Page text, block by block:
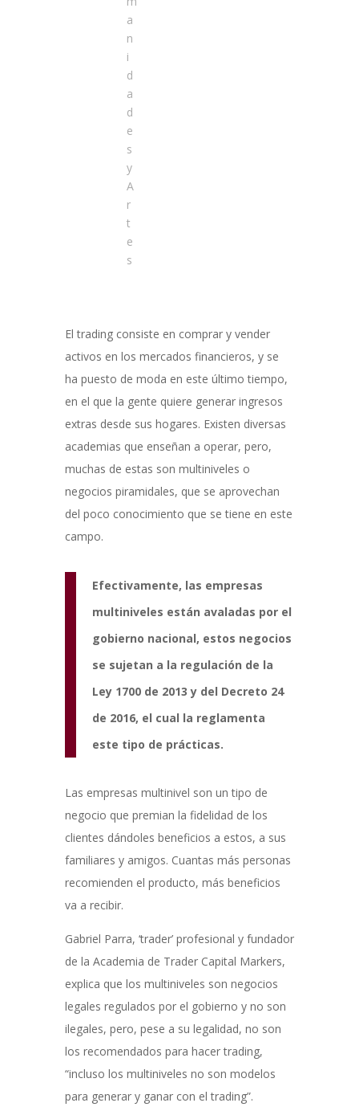
a
n
i
d
a
d
e
s
y
A
r
t
e
s
El trading consiste en comprar y vender
activos en los mercados financieros, y se
ha puesto de moda en este último tiempo,
en el que la gente quiere generar ingresos
extras desde sus hogares. Existen diversas
academias que enseñan a operar, pero,
muchas de estas son multiniveles o
negocios piramidales, que se aprovechan
del poco conocimiento que se tiene en este
campo.
Efectivamente, las empresas
multiniveles están avaladas por el
gobierno nacional, estos negocios
se sujetan a la regulación de la
Ley 1700 de 2013 y del Decreto 24
de 2016, el cual la reglamenta
este tipo de prácticas.
Las empresas multinivel son un tipo de
negocio que premian la fidelidad de los
clientes dándoles beneficios a estos, a sus
familiares y amigos. Cuantas más personas
recomienden el producto, más beneficios
va a recibir.
Gabriel Parra, ‘trader’ profesional y fundador
de la Academia de Trader Capital Markers,
explica que los multiniveles son negocios
legales regulados por el gobierno y no son
ilegales, pero, pese a su legalidad, no son
los recomendados para hacer trading,
“incluso los multiniveles no son modelos
para generar y ganar con el trading”.